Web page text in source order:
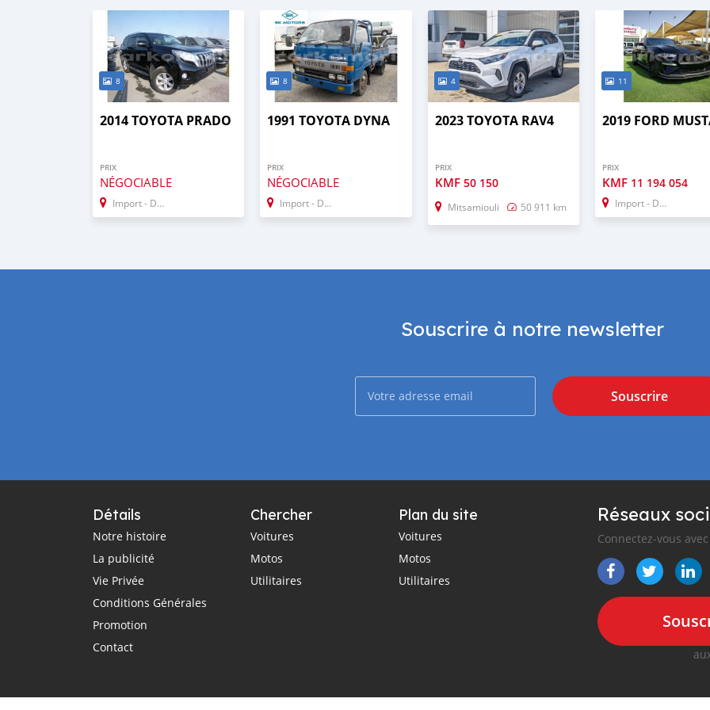
8
2014 TOYOTA PRADO
PRIX
NÉGOCIABLE
Import - Dubai
8
1991 TOYOTA DYNA
PRIX
NÉGOCIABLE
Import - Dubai
4
2023 TOYOTA RAV4
PRIX
KMF 50 150
Mitsamiouli 50 911 km
11
2019 FORD
PRIX
KMF 11 194 054
Import - Dubai
Souscrire à notre newsletter
Souscrire
Détails
Notre histoire
La publicité
Vie Privée
Conditions Générales
Promotion
Contact
Chercher
Voitures
Motos
Utilitaires
Plan du site
Voitures
Motos
Utilitaires
Réseaux
Connectez-vous